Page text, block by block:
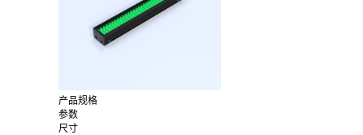
产品规格
参数
尺寸